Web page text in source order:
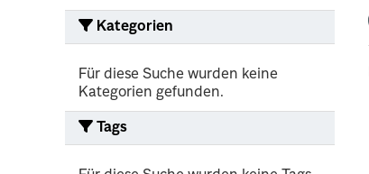
Kategorien
Für diese Suche wurden keine
Kategorien gefunden.
Tags